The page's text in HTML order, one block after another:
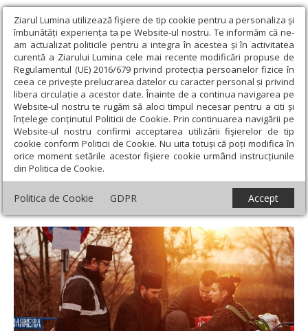
Ziarul Lumina utilizează fişiere de tip cookie pentru a personaliza și
îmbunătăți experiența ta pe Website-ul nostru. Te informăm că ne-
am actualizat politicile pentru a integra în acestea și în activitatea
curentă a Ziarului Lumina cele mai recente modificări propuse de
Regulamentul (UE) 2016/679 privind protecția persoanelor fizice în
ceea ce privește prelucrarea datelor cu caracter personal și privind
libera circulație a acestor date. Înainte de a continua navigarea pe
Website-ul nostru te rugăm să aloci timpul necesar pentru a citi și
înțelege conținutul Politicii de Cookie. Prin continuarea navigării pe
Website-ul nostru confirmi acceptarea utilizării fişierelor de tip
cookie conform Politicii de Cookie. Nu uita totuși că poți modifica în
orice moment setările acestor fişiere cookie urmând instrucțiunile
din Politica de Cookie.
Politica de Cookie GDPR Accept
Ziarul Lumina › Actualitate religioasă › Comunicate de presă ›
Ajutorul umanitar al Bisericii Ortodoxe Române pentru victimele
războiului din Ucraina în perioada 15 aprilie - 15 mai 2022
Ajutorul umanitar al Bisericii Ortodoxe
Române pentru victimele războiului din
Ucraina în perioada 15 aprilie - 15 mai 2022